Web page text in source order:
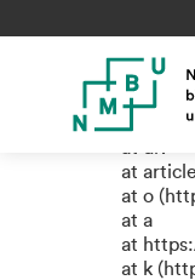
at a
at div
at div
at article
at o
at a
at
at k